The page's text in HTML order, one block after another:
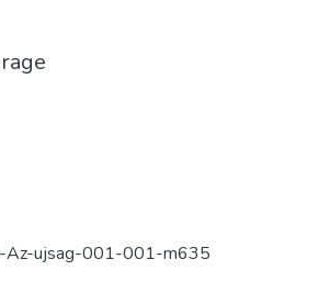
ujsag-001-001-m635